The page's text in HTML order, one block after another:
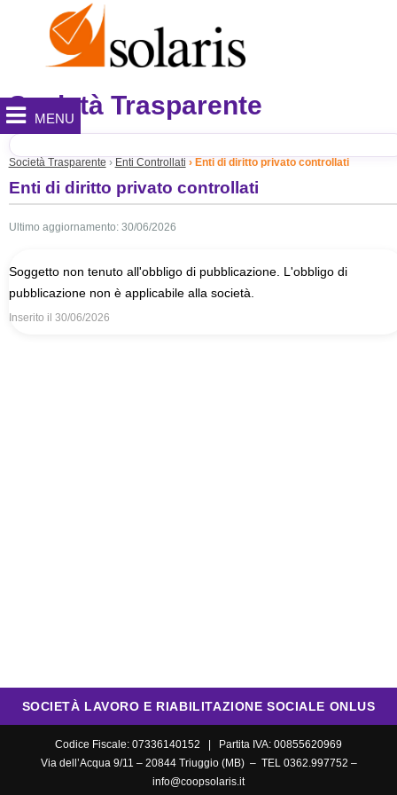
MENU
Società Trasparente
Società Trasparente Enti Controllati Enti di diritto privato controllati
Enti di diritto privato controllati
Ultimo aggiornamento: 30/06/2026
Soggetto non tenuto all'obbligo di pubblicazione. L'obbligo di
pubblicazione non è applicabile alla società.
Inserito il 30/06/2026
SOCIETÀ LAVORO E RIABILITAZIONE SOCIALE ONLUS
Codice Fiscale: 07336140152 | Partita IVA: 00855620969
Via dell’Acqua 9/11 – 20844 Triuggio (MB) – TEL 0362.997752 –
info@coopsolaris.it